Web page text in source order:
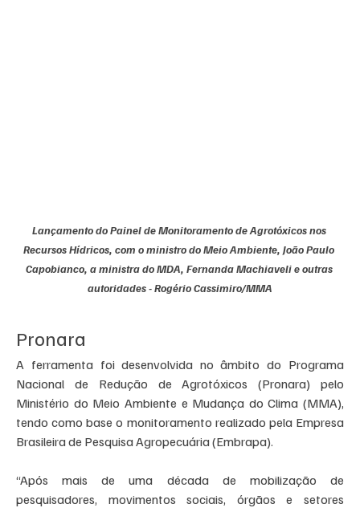
Lançamento do Painel de Monitoramento de Agrotóxicos nos
Recursos Hídricos, com o ministro do Meio Ambiente, João Paulo
Capobianco, a ministra do MDA, Fernanda Machiaveli e outras
autoridades - Rogério Cassimiro/MMA
Pronara
A ferramenta foi desenvolvida no âmbito do Programa
Nacional de Redução de Agrotóxicos (Pronara) pelo
Ministério do Meio Ambiente e Mudança do Clima (MMA),
tendo como base o monitoramento realizado pela Empresa
Brasileira de Pesquisa Agropecuária (Embrapa).
“Após mais de uma década de mobilização de
pesquisadores, movimentos sociais, órgãos e setores